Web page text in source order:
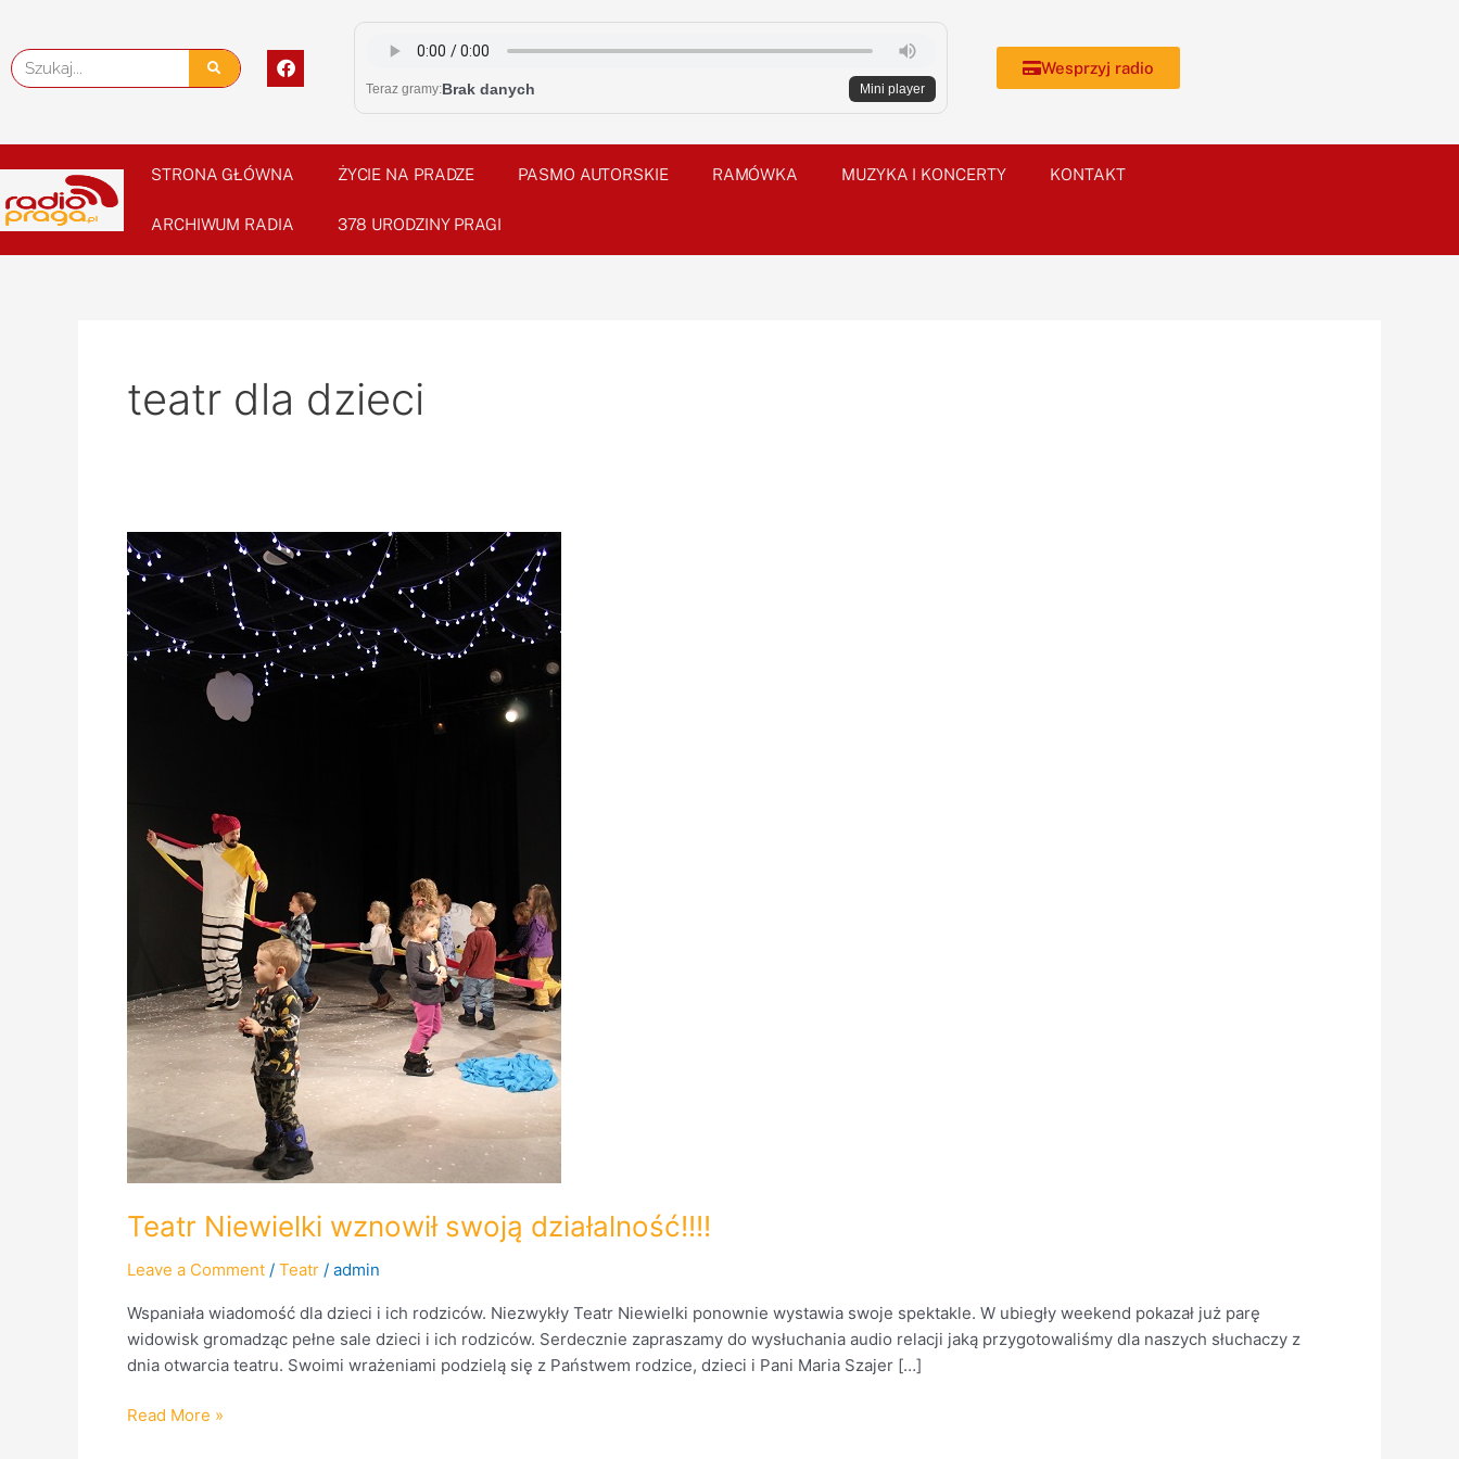
content
Szukaj
F
a
c
o
o
k
Teraz gramy:Brak danych Mini player
Wesprzyj radio
STRONA GŁÓWNA ŻYCIE NA PRADZE PASMO AUTORSKIE RAMÓWKA MUZYKA I KONCERTY KONTAKT
ARCHIWUM RADIA 378 URODZINY PRAGI
teatr dla dzieci
Teatr Niewielki wznowił swoją działalność!!!!
Leave a Comment / Teatr / admin
Wspaniała wiadomość dla dzieci i ich rodziców. Niezwykły Teatr Niewielki ponownie wystawia swoje spektakle. W ubiegły weekend pokazał już parę
widowisk gromadząc pełne sale dzieci i ich rodziców. Serdecznie zapraszamy do wysłuchania audio relacji jaką przygotowaliśmy dla naszych słuchaczy z
dnia otwarcia teatru. Swoimi wrażeniami podzielą się z Państwem rodzice, dzieci i Pani Maria Szajer […]
Teatr
Niewielki
swoją
działalność!!!!
Read More »